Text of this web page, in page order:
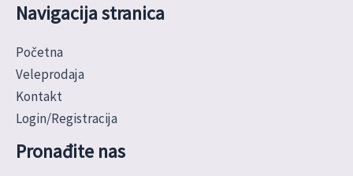
Navigacija stranica
Početna
Veleprodaja
Kontakt
Login/Registracija
Pronađite nas